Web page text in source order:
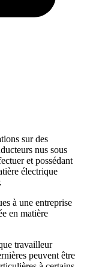
sur des
nus sous
et possédant
électrique
à une entreprise
en matière
travailleur
peuvent être